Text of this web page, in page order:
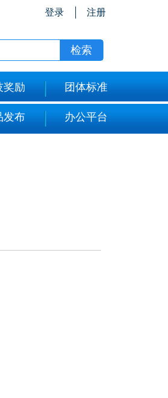
登录 注册
奖励 团体标准
发布 办公平台